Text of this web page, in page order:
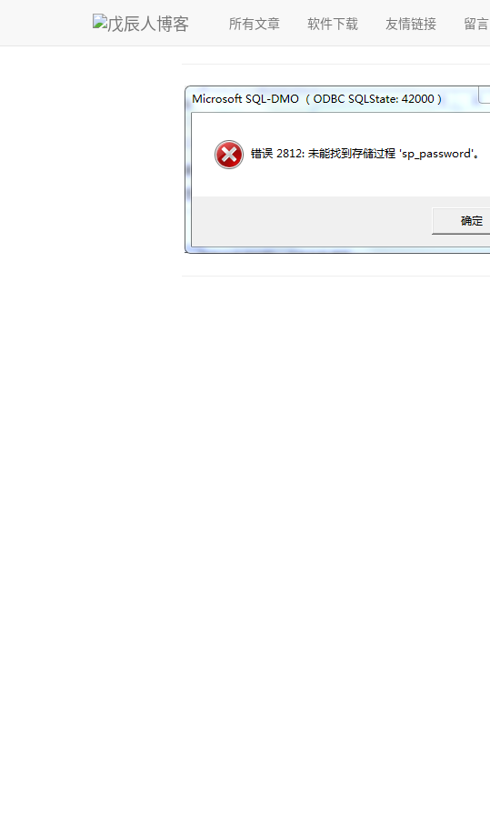
所有文章 软件下载 友情链接 留言
青，取之于蓝而青于蓝；冰，水为之而寒于水。